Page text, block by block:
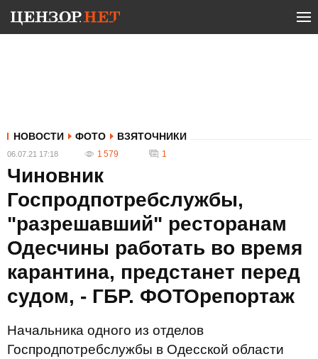
НОВОСТИ ФОТО ВЗЯТОЧНИКИ
06.07.21 17:18 1 579 1
Чиновник
Госпродпотребслужбы,
"разрешавший" ресторанам
Одесчины работать во время
карантина, предстанет перед
судом, - ГБР. ФОТОрепортаж
Начальника одного из отделов
Госпродпотребслужбы в Одесской области